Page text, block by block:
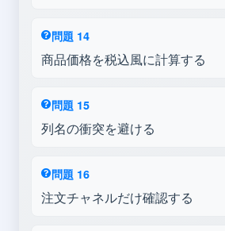
問題 14
商品価格を税込風に計算する
問題 15
列名の衝突を避ける
問題 16
注文チャネルだけ確認する